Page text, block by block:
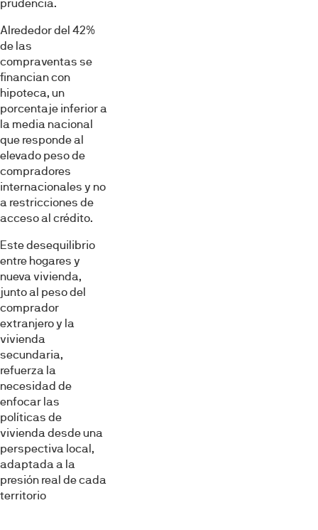
prudencia.
Alrededor del 42%
de las
compraventas se
financian con
hipoteca, un
porcentaje inferior a
la media nacional
que responde al
elevado peso de
compradores
internacionales y no
a restricciones de
acceso al crédito.
Este desequilibrio
entre hogares y
nueva vivienda,
junto al peso del
comprador
extranjero y la
vivienda
secundaria,
refuerza la
necesidad de
enfocar las
políticas de
vivienda desde una
perspectiva local,
adaptada a la
presión real de cada
territorio